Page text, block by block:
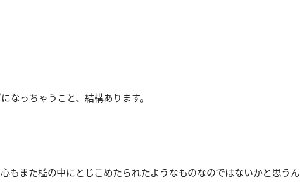
なっちゃうこと、結構あります。
もまた檻の中にとじこめたられたようなものなのではないかと思うん